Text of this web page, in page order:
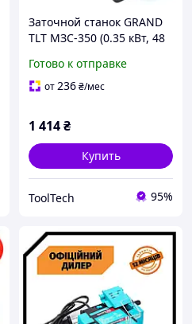
Заточной станок GRAND
TLT МЗС-350 (0.35 кВт, 48
Готово к отправке
от236₴/мес
1 414₴
Купить
ToolTech 95%